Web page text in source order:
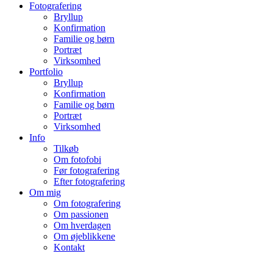
Fotografering
Bryllup
Konfirmation
Familie og børn
Portræt
Virksomhed
Portfolio
Bryllup
Konfirmation
Familie og børn
Portræt
Virksomhed
Info
Tilkøb
Om fotofobi
Før fotografering
Efter fotografering
Om mig
Om fotografering
Om passionen
Om hverdagen
Om øjeblikkene
Kontakt